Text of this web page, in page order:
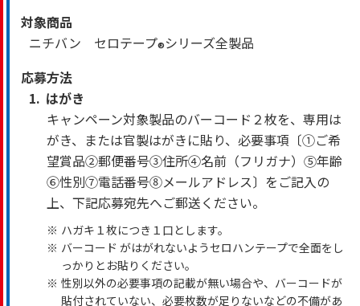
対象商品
ニチバン セロテープ®シリーズ全製品
応募方法
1. はがき
キャンペーン対象製品のバーコード２枚を、専用は
がき、または官製はがきに貼り、必要事項〔①ご希
望賞品②郵便番号③住所④名前（フリガナ）⑤年齢
⑥性別⑦電話番号⑧メールアドレス〕をご記入の
上、下記応募宛先へご郵送ください。
※ ハガキ１枚につき１口とします。
※ バーコード がはがれないようセロハンテープで全面をし
っかりとお貼りください。
※ 性別以外の必要事項の記載が無い場合や、バーコードが
貼付されていない、必要枚数が足りないなどの不備があ